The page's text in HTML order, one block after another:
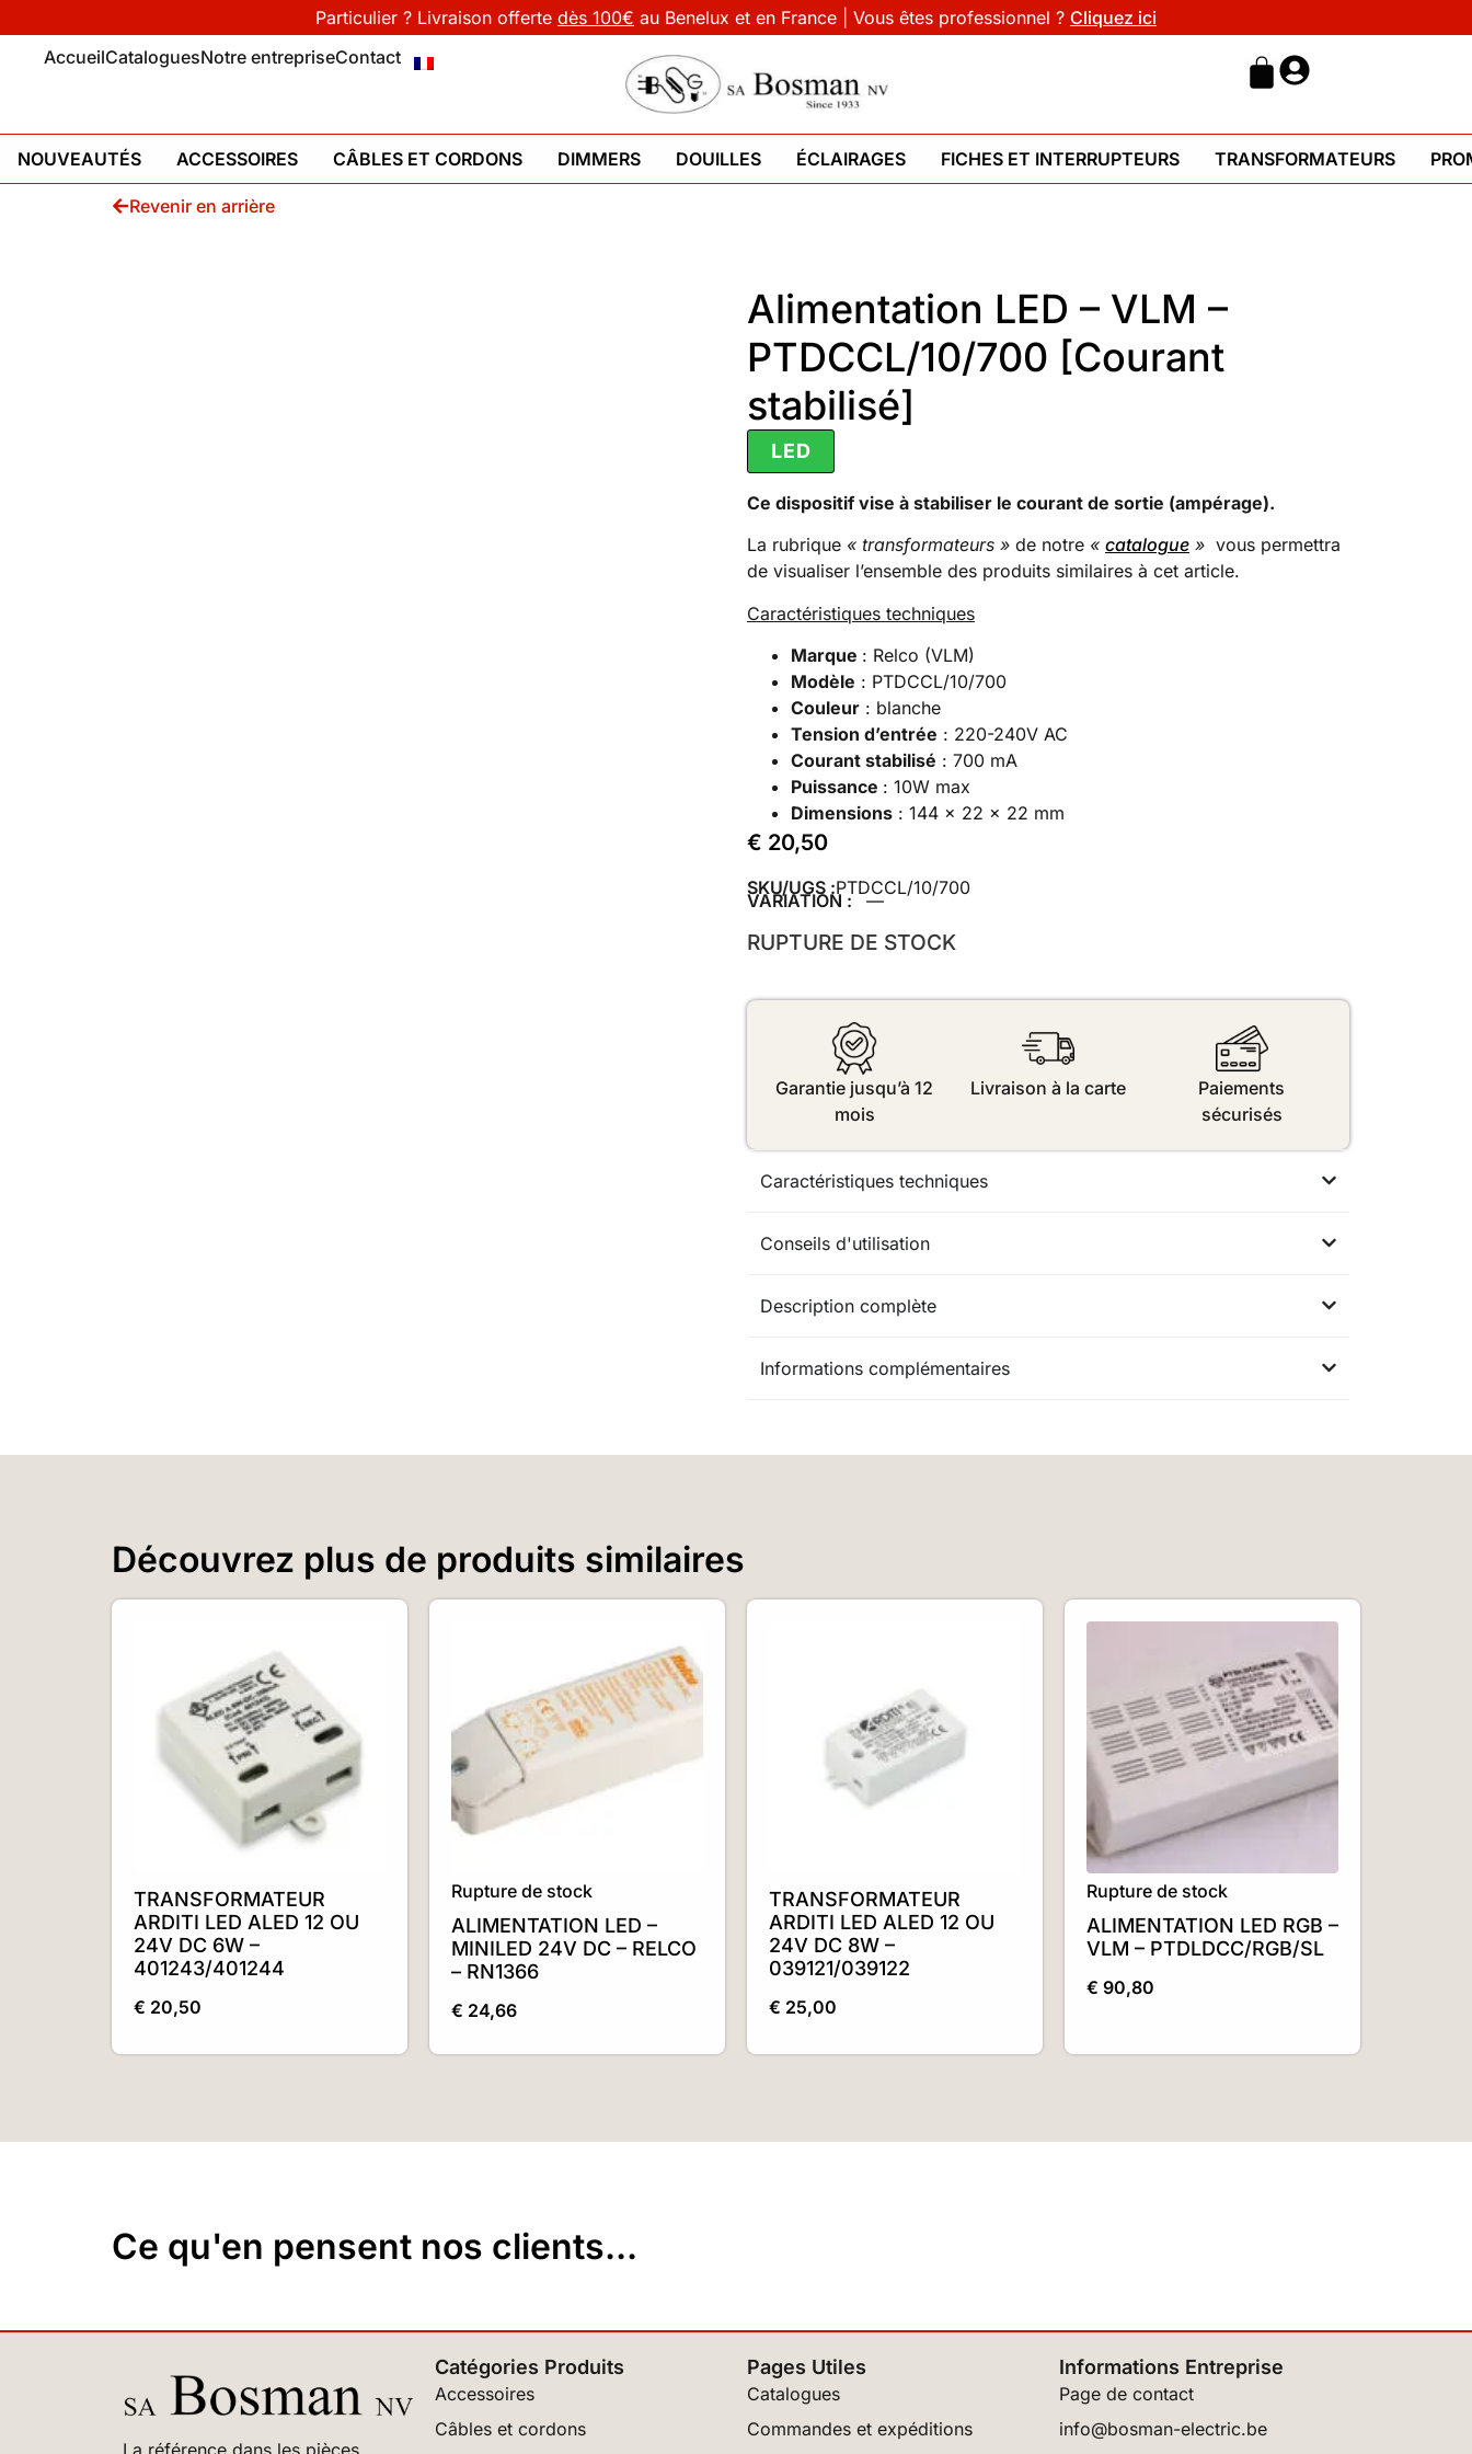
Particulier ? Livraison offerte dès 100€ au Benelux et en France | Vous êtes professionnel ? Cliquez ici
AccueilCataloguesNotre entrepriseContact
NOUVEAUTÉS ACCESSOIRES CÂBLES ET CORDONS DIMMERS DOUILLES ÉCLAIRAGES FICHES ET INTERRUPTEURS TRANSFORMATEURS
Revenir en arrière
Alimentation LED – VLM –
PTDCCL/10/700 [Courant
stabilisé]
LED
Ce dispositif vise à stabiliser le courant de sortie (ampérage).
La rubrique « transformateurs » de notre « catalogue » vous permettra
de visualiser l’ensemble des produits similaires à cet article.
Caractéristiques techniques
Marque : Relco (VLM)
Modèle : PTDCCL/10/700
Couleur : blanche
Tension d’entrée : 220-240V AC
Courant stabilisé : 700 mA
Puissance : 10W max
Dimensions : 144 x 22 x 22 mm
€ 20,50
SKU/UGS :PTDCCL/10/700
VARIATION : —
RUPTURE DE STOCK
Garantie jusqu’à 12
mois
Livraison à la carte
Paiements
sécurisés
Caractéristiques techniques
Conseils d'utilisation
Description complète
Informations complémentaires
Découvrez plus de produits similaires
TRANSFORMATEUR
ARDITI LED ALED 12 OU
24V DC 6W –
401243/401244
€ 20,50
Rupture de stock
ALIMENTATION LED –
MINILED 24V DC – RELCO
– RN1366
€ 24,66
TRANSFORMATEUR
ARDITI LED ALED 12 OU
24V DC 8W –
039121/039122
€ 25,00
Rupture de stock
ALIMENTATION LED RGB –
VLM – PTDLDCC/RGB/SL
€ 90,80
Ce qu'en pensent nos clients...
Catégories Produits
Accessoires
Câbles et cordons
Pages Utiles
Catalogues
Commandes et expéditions
Informations Entreprise
Page de contact
info@bosman-electric.be